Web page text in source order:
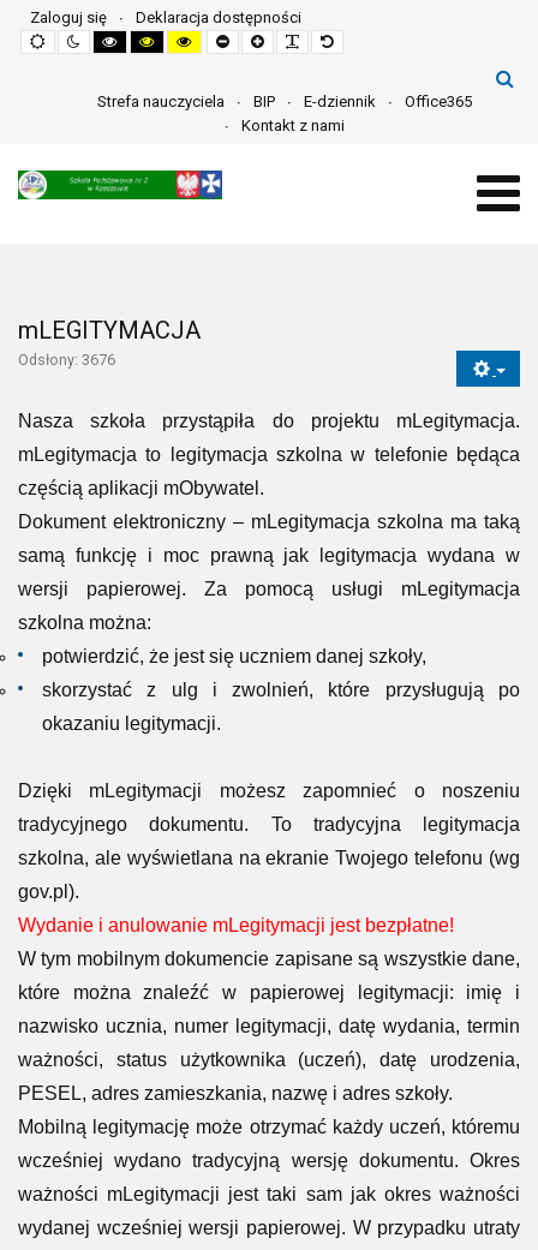
Zaloguj się
Deklaracja dostępności
Default
mode
Night
mode
High
contrast
mode
High
contrast
mode
High
contrast
mode
Set
smaller
Set
larger
Make
font
Set
default
Strefa nauczyciela
BIP E-dziennik
Office365
Kontakt z nami
mLEGITYMACJA
Odsłony: 3676
Nasza szkoła przystąpiła do projektu mLegitymacja.
mLegitymacja to legitymacja szkolna w telefonie będąca
częścią aplikacji mObywatel.
Dokument elektroniczny – mLegitymacja szkolna ma taką
samą funkcję i moc prawną jak legitymacja wydana w
wersji papierowej. Za pomocą usługi mLegitymacja
szkolna można:
potwierdzić, że jest się uczniem danej szkoły,
skorzystać z ulg i zwolnień, które przysługują po
okazaniu legitymacji.
Dzięki mLegitymacji możesz zapomnieć o noszeniu
tradycyjnego dokumentu. To tradycyjna legitymacja
szkolna, ale wyświetlana na ekranie Twojego telefonu (wg
gov.pl).
Wydanie i anulowanie mLegitymacji jest bezpłatne!
W tym mobilnym dokumencie zapisane są wszystkie dane,
które można znaleźć w papierowej legitymacji: imię i
nazwisko ucznia, numer legitymacji, datę wydania, termin
ważności, status użytkownika (uczeń), datę urodzenia,
PESEL, adres zamieszkania, nazwę i adres szkoły.
Mobilną legitymację może otrzymać każdy uczeń, któremu
wcześniej wydano tradycyjną wersję dokumentu. Okres
ważności mLegitymacji jest taki sam jak okres ważności
wydanej wcześniej wersji papierowej. W przypadku utraty